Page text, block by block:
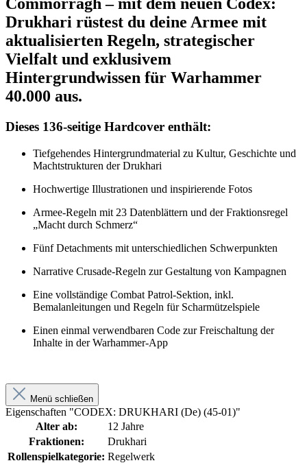
Drukhari rüstest du deine Armee mit
aktualisierten Regeln, strategischer
Vielfalt und exklusivem
Hintergrundwissen für Warhammer
40.000 aus.
Dieses 136‑seitige Hardcover enthält:
Tiefgehendes Hintergrundmaterial zu Kultur, Geschichte und
Machtstrukturen der Drukhari
Hochwertige Illustrationen und inspirierende Fotos
Armee-Regeln mit 23 Datenblättern und der Fraktionsregel
„Macht durch Schmerz“
Fünf Detachments mit unterschiedlichen Schwerpunkten
Narrative Crusade-Regeln zur Gestaltung von Kampagnen
Eine vollständige Combat Patrol-Sektion, inkl.
Bemalanleitungen und Regeln für Scharmützelspiele
Einen einmal verwendbaren Code zur Freischaltung der
Inhalte in der Warhammer‑App
Menü schließen
Eigenschaften "CODEX: DRUKHARI (De) (45-01)"
Alter ab:
12 Jahre
Fraktionen:
Drukhari
Rollenspielkategorie: Regelwerk